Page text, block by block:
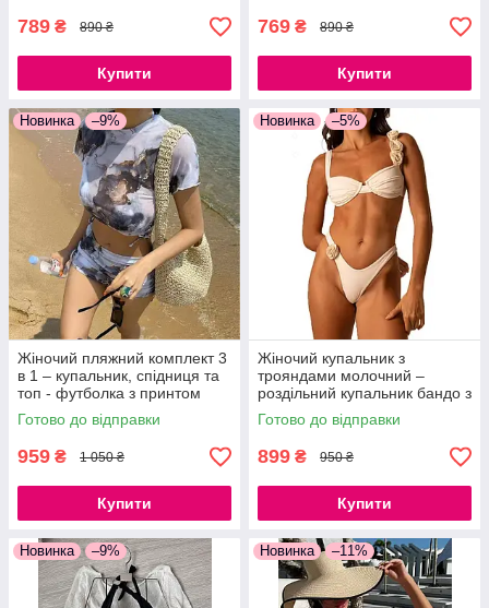
789 ₴ 890 ₴
Купити
769 ₴ 890 ₴
Купити
Новинка –9%
Жіночий пляжний комплект 3
в 1 – купальник, спідниця та
топ - футболка з принтом
мармур S-L
Готово до відправки
959 ₴ 1 050 ₴
Купити
Новинка –5%
Жіночий купальник з
трояндами молочний –
роздільний купальник бандо з
декоративними квітами S, M,
L
Готово до відправки
899 ₴ 950 ₴
Купити
Новинка –9% Новинка –11%